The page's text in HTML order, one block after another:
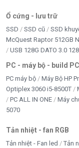
Ổ cứng - lưu trữ
SSD SSD cũ SSD
McQuest Raptor 512GB
USB 128G DATO 3.0
PC - máy bộ - build PC
PC máy bộ Máy Bộ HP
Optiplex 3060 i5-8500T
PC ALL IN ONE
Máy
5070
Tản nhiệt - fan RGB
Tản nhiệt - Fan led Tản